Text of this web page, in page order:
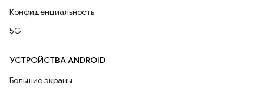
Конфиденциальность
5G
УСТРОЙСТВА ANDROID
Большие экраны